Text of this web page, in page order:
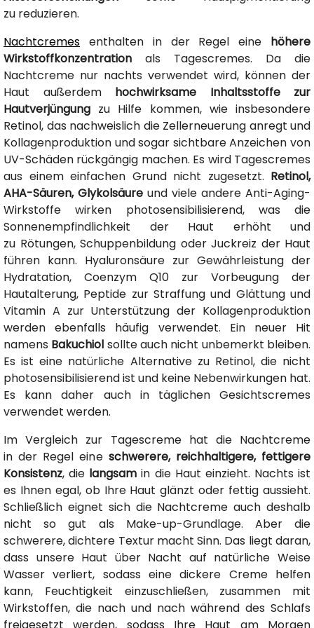
zu reduzieren.
Nachtcremes enthalten in der Regel eine höhere
Wirkstoffkonzentration als Tagescremes. Da die
Nachtcreme nur nachts verwendet wird, können der
Haut außerdem hochwirksame Inhaltsstoffe zur
Hautverjüngung zu Hilfe kommen, wie insbesondere
Retinol, das nachweislich die Zellerneuerung anregt und
Kollagenproduktion und sogar sichtbare Anzeichen von
UV-Schäden rückgängig machen. Es wird Tagescremes
aus einem einfachen Grund nicht zugesetzt. Retinol,
AHA-Säuren, Glykolsäure und viele andere Anti-Aging-
Wirkstoffe wirken photosensibilisierend, was die
Sonnenempfindlichkeit der Haut erhöht und
zu Rötungen, Schuppenbildung oder Juckreiz der Haut
führen kann. Hyaluronsäure zur Gewährleistung der
Hydratation, Coenzym Q10 zur Vorbeugung der
Hautalterung, Peptide zur Straffung und Glättung und
Vitamin A zur Unterstützung der Kollagenproduktion
werden ebenfalls häufig verwendet. Ein neuer Hit
namens Bakuchiol sollte auch nicht unbemerkt bleiben.
Es ist eine natürliche Alternative zu Retinol, die nicht
photosensibilisierend ist und keine Nebenwirkungen hat.
Es kann daher auch in täglichen Gesichtscremes
verwendet werden.
Im Vergleich zur Tagescreme hat die Nachtcreme
in der Regel eine schwerere, reichhaltigere, fettigere
Konsistenz, die langsam in die Haut einzieht. Nachts ist
es Ihnen egal, ob Ihre Haut glänzt oder fettig aussieht.
Schließlich eignet sich die Nachtcreme auch deshalb
nicht so gut als Make-up-Grundlage. Aber die
schwerere, dichtere Textur macht Sinn. Das liegt daran,
dass unsere Haut über Nacht auf natürliche Weise
Wasser verliert, sodass eine dickere Creme helfen
kann, Feuchtigkeit einzuschließen, zusammen mit
Wirkstoffen, die nach und nach während des Schlafs